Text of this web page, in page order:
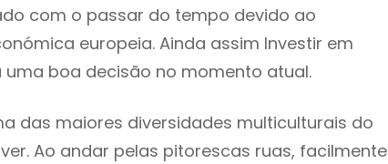
com o passar do tempo devido ao
europeia. Ainda assim Investir em
boa decisão no momento atual.
das maiores diversidades multiculturais do
Ao andar pelas pitorescas ruas, facilmente